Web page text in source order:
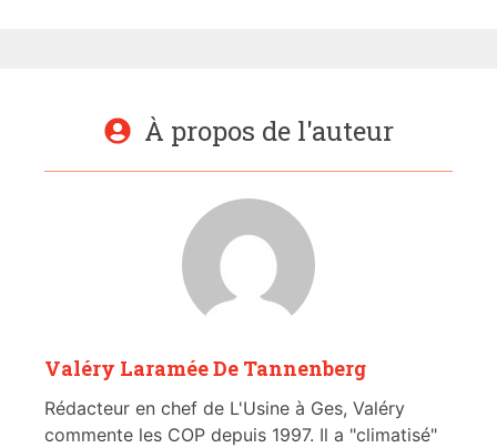
À propos de l'auteur
Valéry Laramée De Tannenberg
Rédacteur en chef de L'Usine à Ges, Valéry
commente les COP depuis 1997. Il a "climatisé"